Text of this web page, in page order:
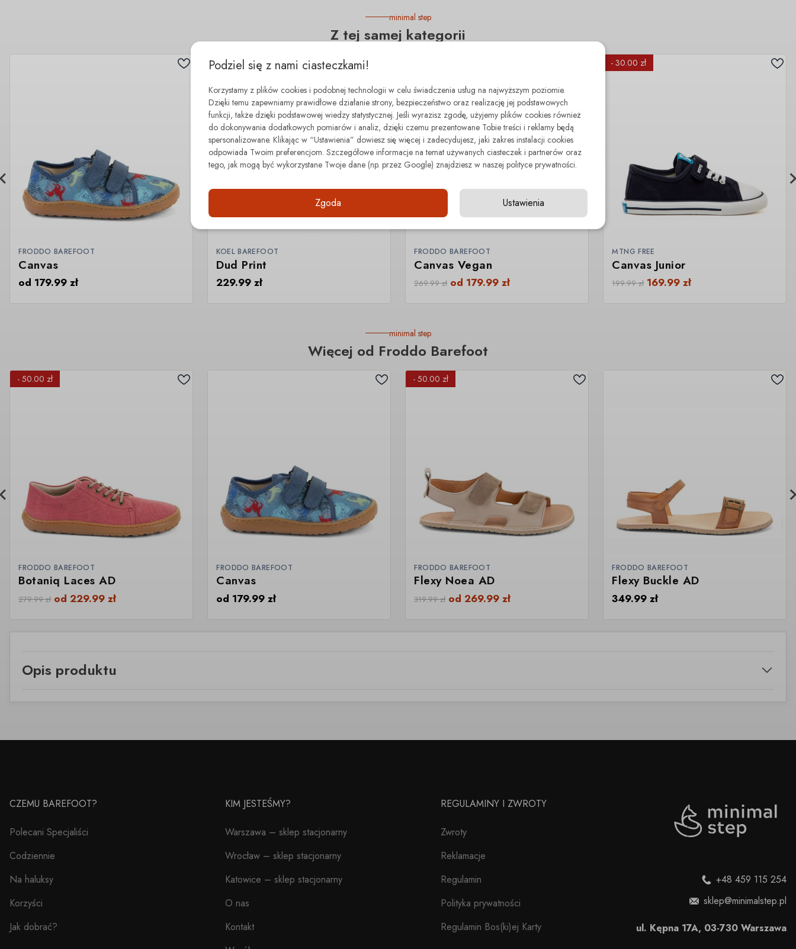
minimal step
Z tej samej kategorii
FRODDO BAREFOOT
Canvas
od 179.99zł
KOEL BAREFOOT
Dud Print
229.99zł
FRODDO BAREFOOT
Canvas Vegan
269.99zł od 179.99zł
- 30.00 zł
MTNG FREE
Canvas Junior
199.99zł 169.99zł
minimal step
Więcej od Froddo Barefoot
- 50.00 zł
FRODDO BAREFOOT
Botaniq Laces AD
279.99zł od229.99zł
FRODDO BAREFOOT
Canvas
od 179.99zł
- 50.00 zł
FRODDO BAREFOOT
Flexy Noea AD
319.99zł od269.99zł
FRODDO BAREFOOT
Flexy Buckle AD
349.99zł
Opis produktu
CZEMU BAREFOOT?
Polecani Specjaliści
Codziennie
Na haluksy
Korzyści
Jak dobrać?
KIM JESTEŚMY?
Warszawa – sklep stacjonarny
Wrocław – sklep stacjonarny
Katowice – sklep stacjonarny
O nas
Kontakt
REGULAMINY I ZWROTY
Zwroty
Reklamacje
Regulamin
Polityka prywatności
Regulamin Bos(ki)ej Karty
+48 459 115 254
sklep@minimalstep.pl
ul. Kępna 17A, 03-730 Warszawa
Podziel się z nami ciasteczkami!
Korzystamy z plików cookies i podobnej technologii w celu świadczenia usług na najwyższym poziomie.
Dzięki temu zapewniamy prawidłowe działanie strony, bezpieczeństwo oraz realizację jej podstawowych
funkcji, także dzięki podstawowej wiedzy statystycznej. Jeśli wyrazisz zgodę, użyjemy plików cookies również
do dokonywania dodatkowych pomiarów i analiz, dzięki czemu prezentowane Tobie treści i reklamy będą
spersonalizowane. Klikając w “Ustawienia” dowiesz się więcej i zadecydujesz, jaki zakres instalacji cookies
odpowiada Twoim preferencjom. Szczegółowe informacje na temat używanych ciasteczek i partnerów oraz
tego, jak mogą być wykorzystane Twoje dane (np. przez Google) znajdziesz w naszej polityce prywatności.
Zgoda Ustawienia